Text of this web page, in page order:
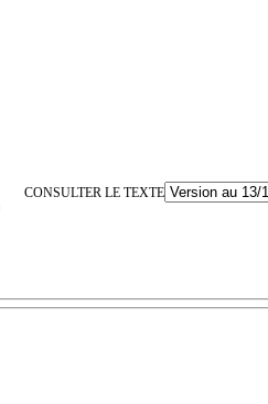
CONSULTER LE TEXTE